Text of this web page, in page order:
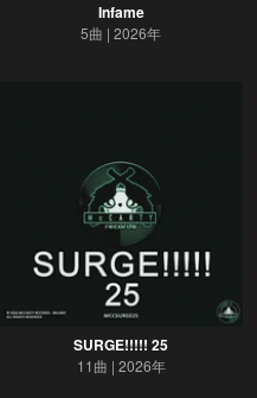
Infame
5曲 2026年
SURGE!!!!! 25
11曲 2026年